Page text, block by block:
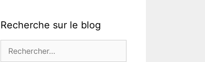
Recherche sur le blog